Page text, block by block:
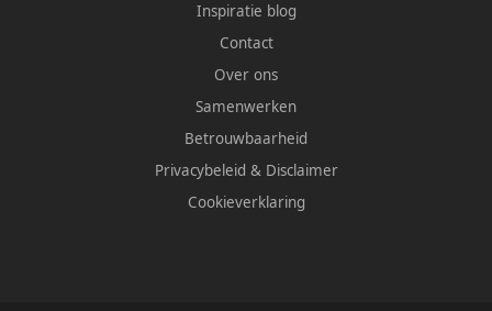
Inspiratie blog
Contact
Over ons
Samenwerken
Betrouwbaarheid
Privacybeleid & Disclaimer
Cookieverklaring